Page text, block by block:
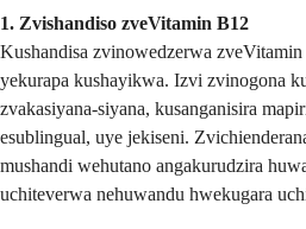
1. Zvishandiso zveVitamin B12
Kushandisa zvinowedzerwa
yekurapa kushayikwa. Izvi zvinogona
zvakasiyana-siyana, kusanganisira
esublingual, uye jekiseni.
mushandi wehutano angakurudzira
uchiteverwa nehuwandu hwekugara